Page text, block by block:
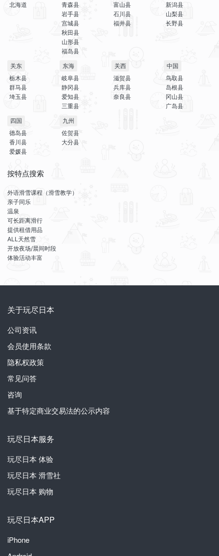
北海道
青森县
岩手县
宫城县
秋田县
山形县
福岛县
富山县
石川县
福井县
新潟县
山梨县
长野县
关东
栃木县
群马县
埼玉县
东海
岐阜县
静冈县
爱知县
三重县
关西
滋贺县
兵库县
奈良县
中国
鸟取县
岛根县
冈山县
广岛县
四国
德岛县
香川县
爱媛县
九州
佐贺县
大分县
按特点搜索
外语滑雪课程（滑雪教学）
亲子同乐
温泉
可长距离滑行
提供租借用品
ALL天然雪
开放夜场/晨间时段
体验活动丰富
关于玩尽日本
公司资讯
会员使用条款
隐私权政策
常见问答
咨询
基于特定商业交易法的公示内容
玩尽日本服务
玩尽日本 体验
玩尽日本 滑雪社
玩尽日本 购物
玩尽日本APP
iPhone